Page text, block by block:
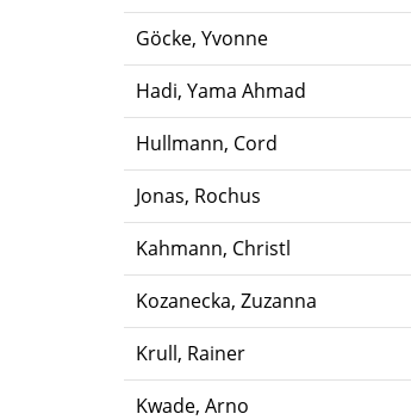
Göcke, Yvonne
Hadi, Yama Ahmad
Hullmann, Cord
Jonas, Rochus
Kahmann, Christl
Kozanecka, Zuzanna
Krull, Rainer
Kwade, Arno